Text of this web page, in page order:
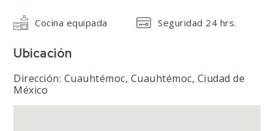
Cocina equipada Seguridad 24 hrs.
Ubicación
Dirección: Cuauhtémoc, Cuauhtémoc, Ciudad de
México